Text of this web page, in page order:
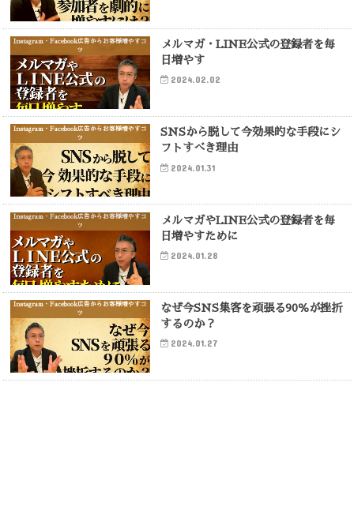
Instagram・Facebook広告からお客様増やすコ
ツ
メルマガ・LINE公式の登録者を毎
日増やす
2024.02.02
Instagram・Facebook広告からお客様増やすコ
ツ
SNSから脱して今効果的な手段にシ
フトすべき理由
2024.01.31
Instagram・Facebook広告からお客様増やすコ
ツ
メルマガやLINE公式の登録者を毎
日増やすために
2024.01.28
Instagram・Facebook広告からお客様増やすコ
ツ
なぜ今SNS集客を頑張る90％が挫折
するのか？
2024.01.27